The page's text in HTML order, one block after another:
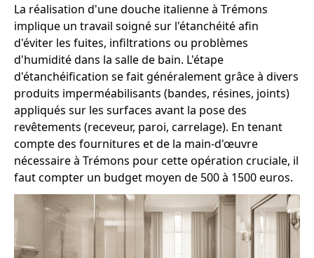
La réalisation d'une douche italienne à Trémons
implique un travail soigné sur l'étanchéité afin
d'éviter les fuites, infiltrations ou problèmes
d'humidité dans la salle de bain. L'étape
d'étanchéification se fait généralement grâce à divers
produits imperméabilisants (bandes, résines, joints)
appliqués sur les surfaces avant la pose des
revêtements (receveur, paroi, carrelage). En tenant
compte des fournitures et de la main-d'œuvre
nécessaire à Trémons pour cette opération cruciale, il
faut compter un budget moyen de 500 à 1500 euros.